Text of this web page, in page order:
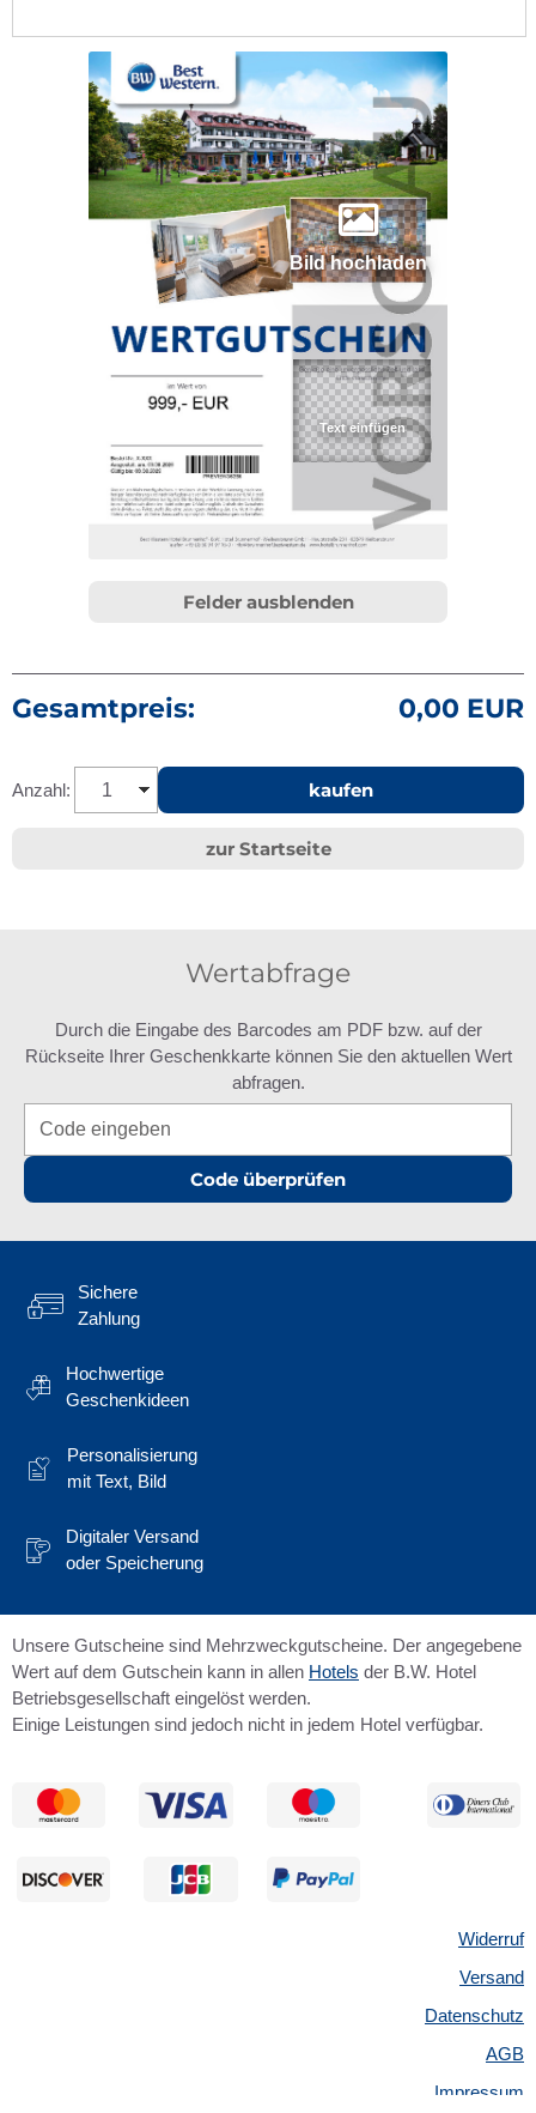
Bild hochladen
Felder ausblenden
Gesamtpreis: 0,00 EUR
Anzahl: kaufen
zur Startseite
Wertabfrage
Durch die Eingabe des Barcodes am PDF bzw. auf der
Rückseite Ihrer Geschenkkarte können Sie den aktuellen Wert
abfragen.
Code überprüfen
Sichere
Zahlung
Hochwertige
Geschenkideen
Personalisierung
mit Text, Bild
Digitaler Versand
oder Speicherung
Unsere Gutscheine sind Mehrzweckgutscheine. Der angegebene
Wert auf dem Gutschein kann in allen Hotels der B.W. Hotel
Betriebsgesellschaft eingelöst werden.
Einige Leistungen sind jedoch nicht in jedem Hotel verfügbar.
Widerruf
Versand
Datenschutz
AGB
Impressum